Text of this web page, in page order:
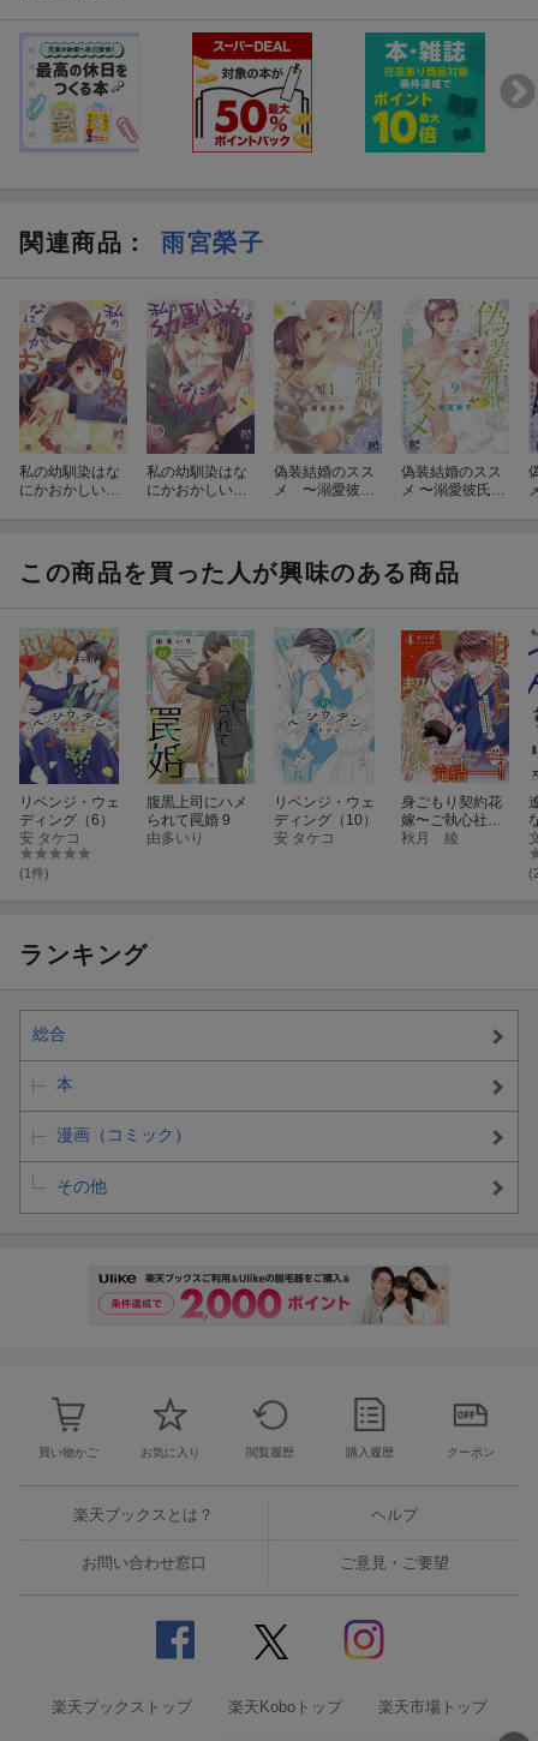
関連商品 ： 雨宮榮子
私の幼馴染はな
にかおかしい
私の幼馴染はな
にかおかしい
偽装結婚のスス
メ 〜溺愛彼氏
偽装結婚のスス
メ 〜溺愛彼氏と
この商品を買った人が興味のある商品
リベンジ・ウェ
ディング（6）
安 タケコ
(1件)
腹黒上司にハメ
られて罠婚 9
由多いり
リベンジ・ウェ
ディング（10）
安 タケコ
身ごもり契約花
嫁〜ご執心社長
に買われて愛を
秋月 綾
ランキング
総合
本
漫画（コミック）
その他
買い物かご お気に入り 閲覧履歴 購入履歴 クーポン
楽天ブックスとは？ ヘルプ
お問い合わせ窓口 ご意見・ご要望
楽天ブックストップ 楽天Koboトップ 楽天市場トップ